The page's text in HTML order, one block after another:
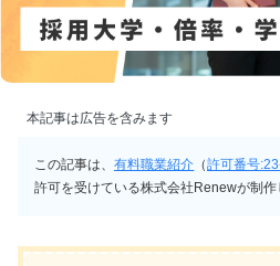
本記事は広告を含みます
この記事は、有料職業紹介 （許可番号
許可を受けている株式会社Renewが制作